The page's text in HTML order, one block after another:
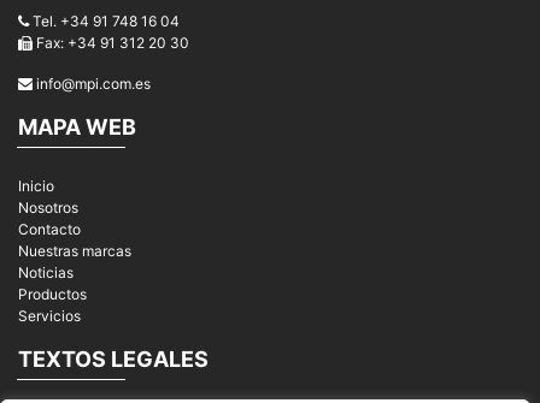
Tel. +34 91 748 16 04
Fax: +34 91 312 20 30
info@mpi.com.es
MAPA WEB
Inicio
Nosotros
Contacto
Nuestras marcas
Noticias
Productos
Servicios
TEXTOS LEGALES